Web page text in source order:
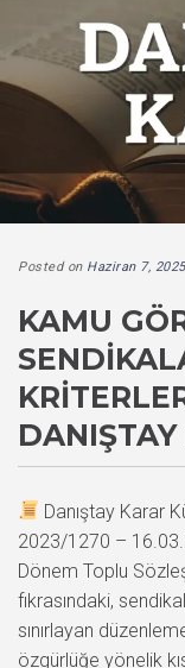
Posted on Haziran 7, 2025
KAMU
DANIŞTAY
Danıştay Karar
2023/1270 –
Dönem Toplu
fıkrasındaki,
sınırlayan
özgürlüğe yönelik